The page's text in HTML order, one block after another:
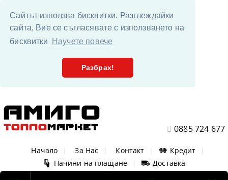
Сайтът използва бисквитки. Разглеждайки
сайта, Вие се съгласявате с използването на
бисквитки
Научете повече
Разбрах!
0885 724 677
Начало За Нас Контакт Кредит
Начини на плащане
Доставка